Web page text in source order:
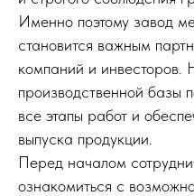
Именно поэтому завод
становится важным
компаний и инвесторов.
производственной базы
все этапы работ и
выпуска продукции.
Перед началом
ознакомиться с